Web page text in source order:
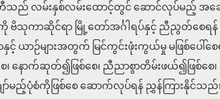
သည် လမ်းနှစ်လမ်းထောင့်တွင် ဆောင်လုပ်မည့် အ
ဗိသုကာဆိုင်ရာ မြို့တော်အင်္ဂါရပ်နှင့် ညီညွတ်စေရန်
င့် ယာဉ်များအတွက် မြင်ကွင်းဖုံးကွယ်မှု မဖြစ်ပေါ်စေ
ေ၊ နောက်ဆုတ်၍ဖြစ်စေ၊ ညီညာစွာတိမ်းဖယ်၍ဖြစ်စေ၊
ာ်မည့်ပုံစံကိုဖြစ်စေ ဆောက်လုပ်ရန် ညွှန်ကြားနိုင်သည်